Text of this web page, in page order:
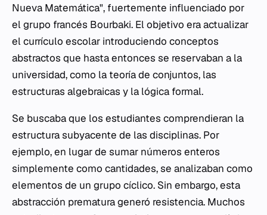
Nueva Matemática", fuertemente influenciado por
el grupo francés Bourbaki. El objetivo era actualizar
el currículo escolar introduciendo conceptos
abstractos que hasta entonces se reservaban a la
universidad, como la teoría de conjuntos, las
estructuras algebraicas y la lógica formal.
Se buscaba que los estudiantes comprendieran la
estructura subyacente de las disciplinas. Por
ejemplo, en lugar de sumar números enteros
simplemente como cantidades, se analizaban como
elementos de un grupo cíclico. Sin embargo, esta
abstracción prematura generó resistencia. Muchos